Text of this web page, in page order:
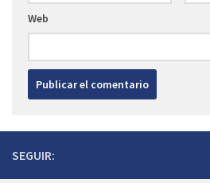
Web
SEGUIR: